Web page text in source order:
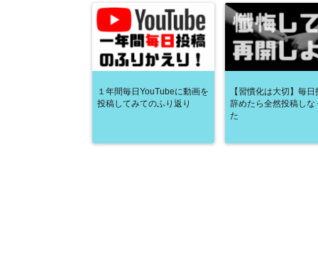
１年間毎日YouTubeに動画を
投稿してみてのふり返り
【習慣化は大切】毎
辞めたら全然投稿しな
た